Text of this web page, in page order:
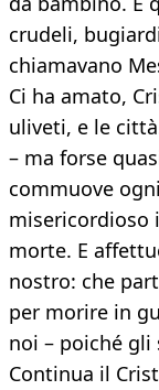
crudeli,
chiamavano
Ci ha amato,
uliveti, e le
– ma forse
commuove
misericordioso
morte. E
nostro: che
per morire in
noi – poiché gli
Continua il